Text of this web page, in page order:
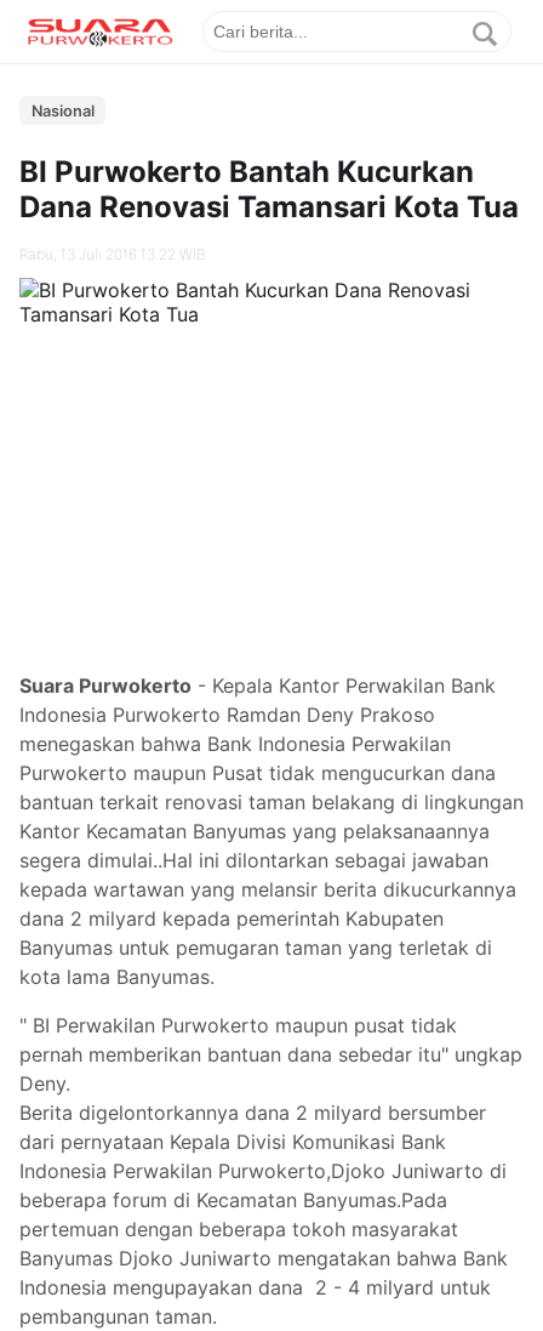
Nasional
BI Purwokerto Bantah Kucurkan
Dana Renovasi Tamansari Kota Tua
Rabu, 13 Juli 2016 13.22 WIB
Suara Purwokerto - Kepala Kantor Perwakilan Bank
Indonesia Purwokerto Ramdan Deny Prakoso
menegaskan bahwa Bank Indonesia Perwakilan
Purwokerto maupun Pusat tidak mengucurkan dana
bantuan terkait renovasi taman belakang di lingkungan
Kantor Kecamatan Banyumas yang pelaksanaannya
segera dimulai..Hal ini dilontarkan sebagai jawaban
kepada wartawan yang melansir berita dikucurkannya
dana 2 milyard kepada pemerintah Kabupaten
Banyumas untuk pemugaran taman yang terletak di
kota lama Banyumas.
" BI Perwakilan Purwokerto maupun pusat tidak
pernah memberikan bantuan dana sebedar itu" ungkap
Deny.
Berita digelontorkannya dana 2 milyard bersumber
dari pernyataan Kepala Divisi Komunikasi Bank
Indonesia Perwakilan Purwokerto,Djoko Juniwarto di
beberapa forum di Kecamatan Banyumas.Pada
pertemuan dengan beberapa tokoh masyarakat
Banyumas Djoko Juniwarto mengatakan bahwa Bank
Indonesia mengupayakan dana 2 - 4 milyard untuk
pembangunan taman.